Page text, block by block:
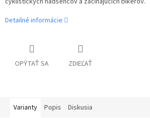
Detailné informácie
OPÝTAŤ SA ZDIEĽAŤ
Varianty Popis Diskusia